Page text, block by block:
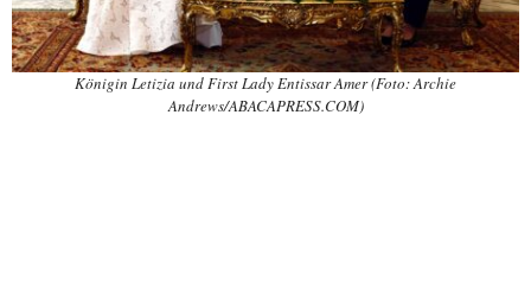
Königin Letizia und First Lady Entissar Amer (Foto: Archie
Andrews/ABACAPRESS.COM)